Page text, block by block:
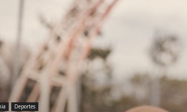
Deportes